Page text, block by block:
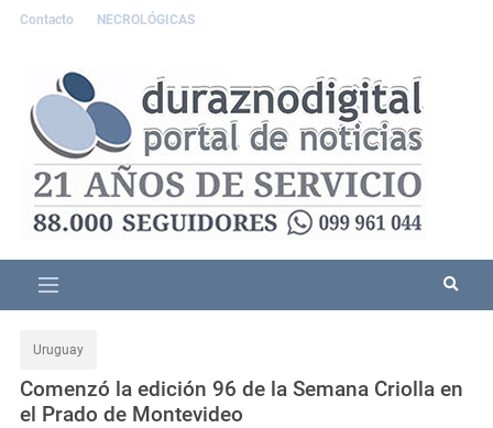
Contacto NECROLÓGICAS
Uruguay
Comenzó la edición 96 de la Semana Criolla en
el Prado de Montevideo